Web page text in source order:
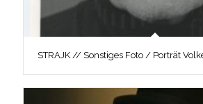
STRAJK // Sonstiges Foto / Porträt